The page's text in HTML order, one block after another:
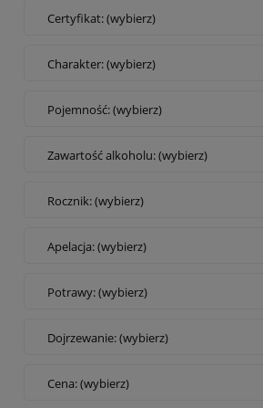
Certyfikat: (wybierz)
Charakter: (wybierz)
Pojemność: (wybierz)
Zawartość alkoholu: (wybierz)
Rocznik: (wybierz)
Apelacja: (wybierz)
Potrawy: (wybierz)
Dojrzewanie: (wybierz)
Cena: (wybierz)